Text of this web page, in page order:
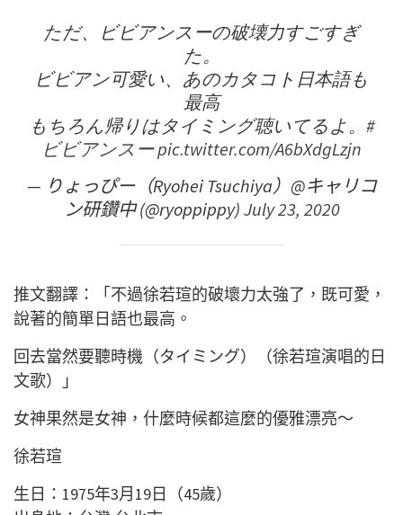
ただ、ビビアンスーの破壊力すごすぎ
た。
ビビアン可愛い、あのカタコト日本語も
最高
もちろん帰りはタイミング聴いてるよ。 #
ビビアンスーpic.twitter.com/A6bXdgLzjn
— りょっぴー（Ryohei Tsuchiya）@キャリコ
ン研鑽中 (@ryoppippy)July 23, 2020
推文翻譯：「不過徐若瑄的破壞力太強了，既可愛，
說著的簡單日語也最高。
回去當然要聽時機（タイミング）（徐若瑄演唱的日
文歌）」
女神果然是女神，什麼時候都這麼的優雅漂亮～
徐若瑄
生日：1975年3月19日（45歲）